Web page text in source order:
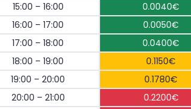
15:00 – 16:00
0.0040€
16:00 – 17:00
0.0050€
17:00 – 18:00
0.0400€
18:00 – 19:00
0.1150€
19:00 – 20:00
0.1780€
20:00 – 21:00
0.2200€